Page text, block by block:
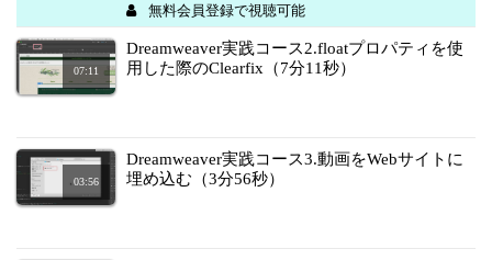
無料会員登録で視聴可能
07:11
Dreamweaver実践コース2.floatプロパティを使
用した際のClearfix（7分11秒）
03:56
Dreamweaver実践コース3.動画をWebサイトに
埋め込む（3分56秒）